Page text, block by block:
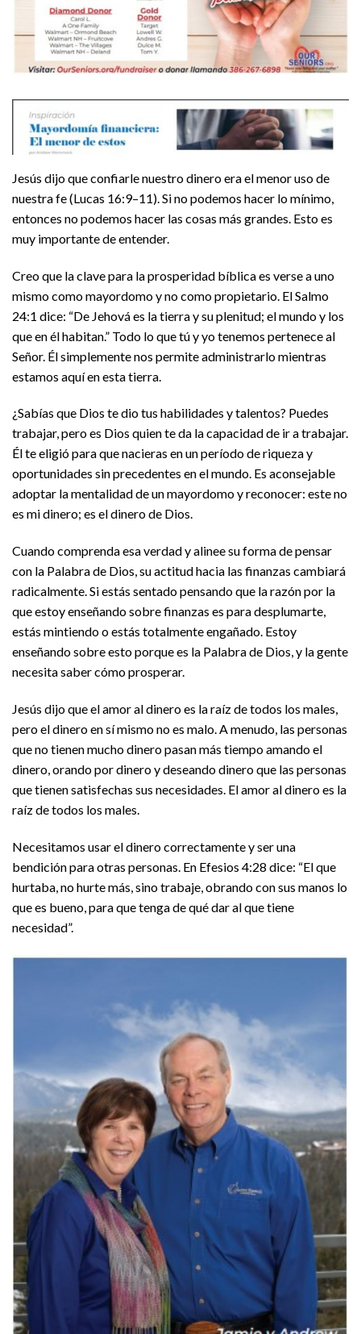
Jesús dijo que confiarle nuestro dinero era el menor uso de
nuestra fe (Lucas 16:9–11). Si no podemos hacer lo mínimo,
entonces no podemos hacer las cosas más grandes. Esto es
muy importante de entender.
Creo que la clave para la prosperidad bíblica es verse a uno
mismo como mayordomo y no como propietario. El Salmo
24:1 dice: “De Jehová es la tierra y su plenitud; el mundo y los
que en él habitan.” Todo lo que tú y yo tenemos pertenece al
Señor. Él simplemente nos permite administrarlo mientras
estamos aquí en esta tierra.
¿Sabías que Dios te dio tus habilidades y talentos? Puedes
trabajar, pero es Dios quien te da la capacidad de ir a trabajar.
Él te eligió para que nacieras en un período de riqueza y
oportunidades sin precedentes en el mundo. Es aconsejable
adoptar la mentalidad de un mayordomo y reconocer: este no
es mi dinero; es el dinero de Dios.
Cuando comprenda esa verdad y alinee su forma de pensar
con la Palabra de Dios, su actitud hacia las finanzas cambiará
radicalmente. Si estás sentado pensando que la razón por la
que estoy enseñando sobre finanzas es para desplumarte,
estás mintiendo o estás totalmente engañado. Estoy
enseñando sobre esto porque es la Palabra de Dios, y la gente
necesita saber cómo prosperar.
Jesús dijo que el amor al dinero es la raíz de todos los males,
pero el dinero en sí mismo no es malo. A menudo, las personas
que no tienen mucho dinero pasan más tiempo amando el
dinero, orando por dinero y deseando dinero que las personas
que tienen satisfechas sus necesidades. El amor al dinero es la
raíz de todos los males.
Necesitamos usar el dinero correctamente y ser una
bendición para otras personas. En Efesios 4:28 dice: “El que
hurtaba, no hurte más, sino trabaje, obrando con sus manos lo
que es bueno, para que tenga de qué dar al que tiene
necesidad”.